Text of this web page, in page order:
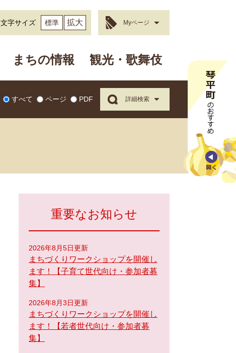
文字サイズ 標準 拡大 Myページ
まちの情報 観光・歌舞伎
すべて ページ PDF 詳細検索
重要なお知らせ
2026年8月5日更新
まちづくりワークショップを開催し
ます！【子育て世代向け・参加者募
集】
2026年8月3日更新
まちづくりワークショップを開催し
ます！【若者世代向け・参加者募
集】